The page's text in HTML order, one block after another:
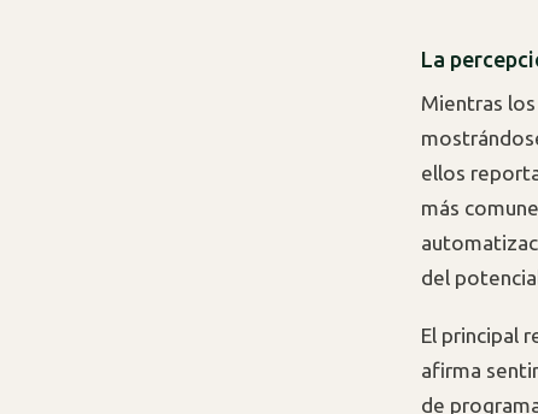
La
Mientras
ellos
más
del
El principal
afirma
de